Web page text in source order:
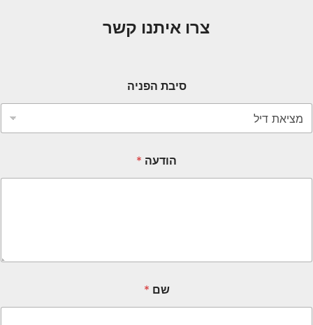
צרו איתנו קשר
סיבת הפניה
הודעה *
שם *